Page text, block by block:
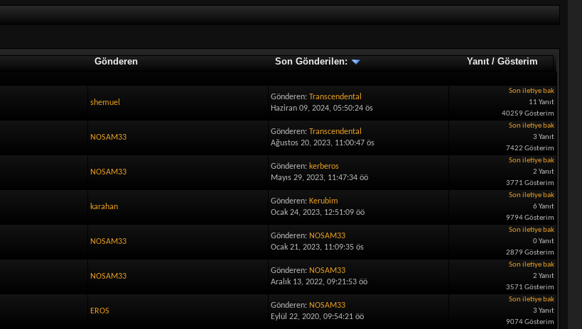
Gönderen Son Gönderilen: Yanıt/Gösterim
shemuel
Gönderen:Transcendental
Haziran 09, 2024, 05:50:24 ös
Son iletiye bak
11 Yanıt
40259 Gösterim
NOSAM33
Gönderen:Transcendental
Ağustos 20, 2023, 11:00:47 ös
Son iletiye bak
3 Yanıt
7422 Gösterim
NOSAM33
Gönderen: kerberos
Mayıs 29, 2023, 11:47:34 öö
Son iletiye bak
2 Yanıt
3771 Gösterim
karahan
Gönderen: Kerubim
Ocak 24, 2023, 12:51:09 öö
Son iletiye bak
6 Yanıt
9794 Gösterim
NOSAM33
Gönderen: NOSAM33
Ocak 21, 2023, 11:09:35 ös
Son iletiye bak
0 Yanıt
2879 Gösterim
NOSAM33
Gönderen: NOSAM33
Aralık 13, 2022, 09:21:53 öö
Son iletiye bak
2 Yanıt
3571 Gösterim
EROS
Gönderen: NOSAM33
Eylül 22, 2020, 09:54:21 öö
Son iletiye bak
3 Yanıt
9074 Gösterim